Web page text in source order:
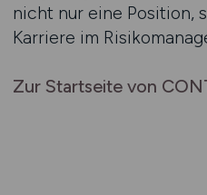
nicht nur eine Position,
Karriere im
Zur Startseite von